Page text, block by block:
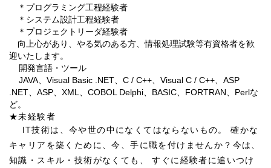
＊プログラミング工程経験者
＊システム設計工程経験者
＊プロジェクトリーダ経験者
向上心があり、やる気のある方、情報処理試験等有資格者を歓
迎いたします。
開発言語・ツール
JAVA、Visual Basic .NET、C / C++、Visual C / C++、ASP
.NET、ASP、XML、COBOL Delphi、BASIC、FORTRAN、Perlな
ど。
★未経験者
IT技術は、今や世の中になくてはならないもの。 確かな
キャリアを築くために、今、手に職を付けませんか？ 今は、
知識・スキル・技術がなくても、 すぐに経験者に追いつけ